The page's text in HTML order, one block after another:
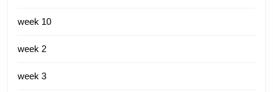
week 10
week 2
week 3